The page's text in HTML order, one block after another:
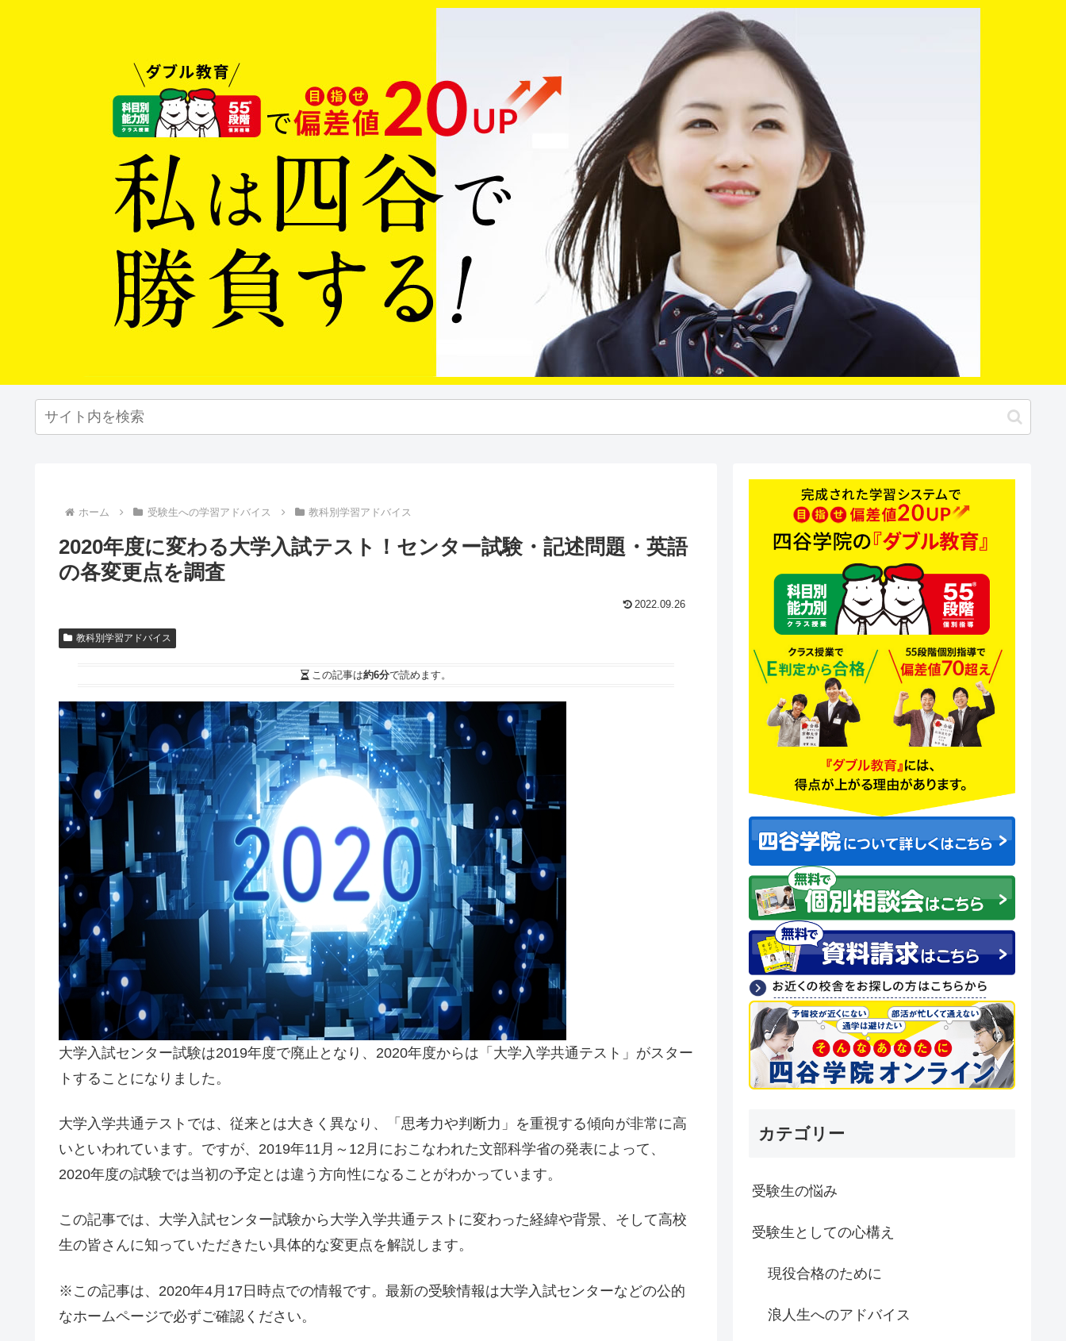
ホーム 受験生への学習アドバイス 教科別学習アドバイス
2020年度に変わる大学入試テスト！センター試験・記述問題・英語
の各変更点を調査
2022.09.26
教科別学習アドバイス
この記事は約6分で読めます。
大学入試センター試験は2019年度で廃止となり、2020年度からは「大学入学共通テスト」がスター
トすることになりました。
大学入学共通テストでは、従来とは大きく異なり、「思考力や判断力」を重視する傾向が非常に高
いといわれています。ですが、2019年11月～12月におこなわれた文部科学省の発表によって、
2020年度の試験では当初の予定とは違う方向性になることがわかっています。
この記事では、大学入試センター試験から大学入学共通テストに変わった経緯や背景、そして高校
生の皆さんに知っていただきたい具体的な変更点を解説します。
※この記事は、2020年4月17日時点での情報です。最新の受験情報は大学入試センターなどの公的
なホームページで必ずご確認ください。
カテゴリー
受験生の悩み
受験生としての心構え
現役合格のために
浪人生へのアドバイス